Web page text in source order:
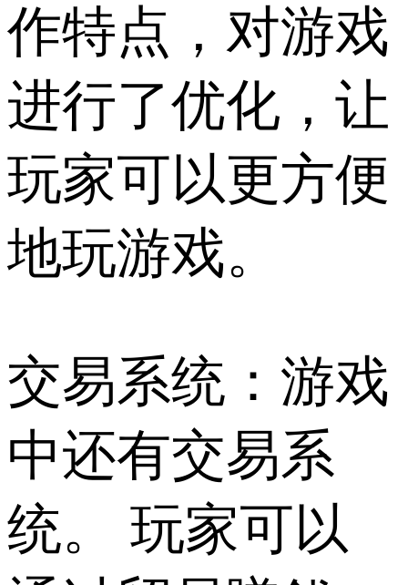
作特点，对游戏
进行了优化，让
玩家可以更方便
地玩游戏。
交易系统：游戏
中还有交易系
统。 玩家可以